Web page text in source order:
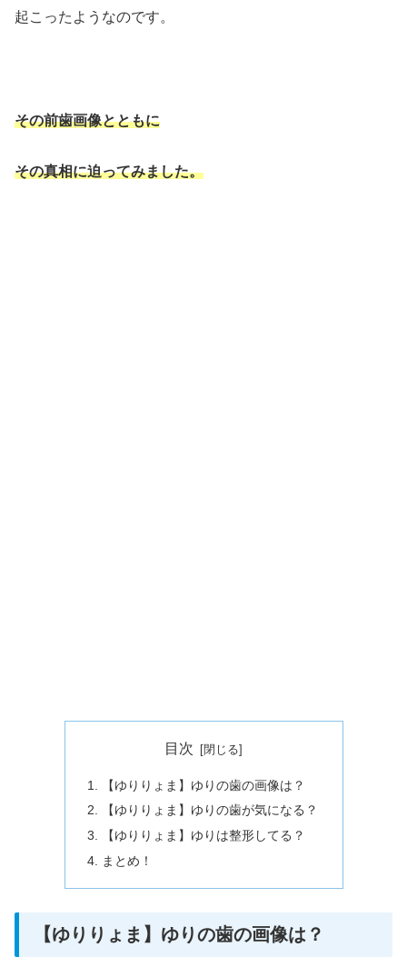
起こったようなのです。
その前歯画像とともに
その真相に迫ってみました。
目次
【ゆりりょま】ゆりの歯の画像は？
【ゆりりょま】ゆりの歯が気になる？
【ゆりりょま】ゆりは整形してる？
まとめ！
【ゆりりょま】ゆりの歯の画像は？